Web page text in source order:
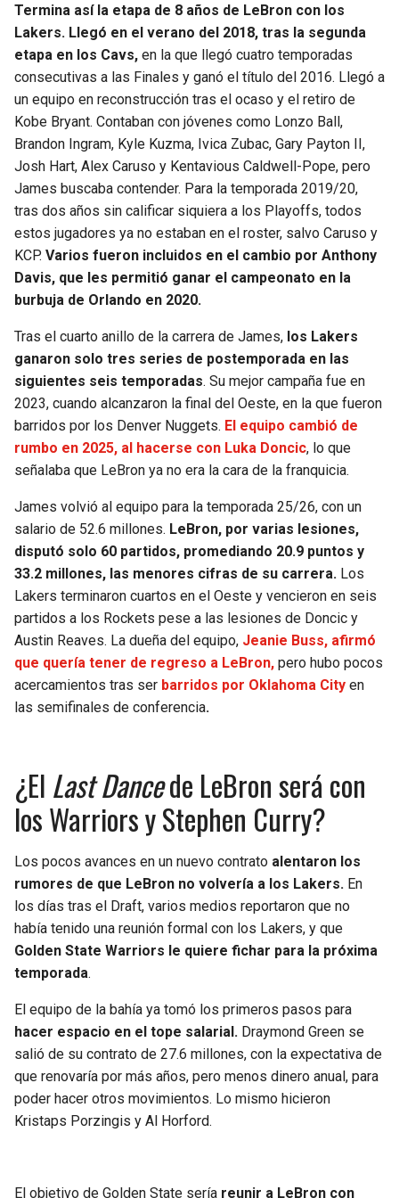
BUCCANEERS
Termina así la etapa de 8 años de LeBron con los
Lakers. Llegó en el verano del 2018, tras la segunda
etapa en los Cavs, en la que llegó cuatro temporadas
consecutivas a las Finales y ganó el título del 2016. Llegó a
un equipo en reconstrucción tras el ocaso y el retiro de
Kobe Bryant. Contaban con jóvenes como Lonzo Ball,
Brandon Ingram, Kyle Kuzma, Ivica Zubac, Gary Payton II,
Josh Hart, Alex Caruso y Kentavious Caldwell-Pope, pero
James buscaba contender. Para la temporada 2019/20,
tras dos años sin calificar siquiera a los Playoffs, todos
estos jugadores ya no estaban en el roster, salvo Caruso y
KCP. Varios fueron incluidos en el cambio por Anthony
Davis, que les permitió ganar el campeonato en la
burbuja de Orlando en 2020.
Tras el cuarto anillo de la carrera de James, los Lakers
ganaron solo tres series de postemporada en las
siguientes seis temporadas. Su mejor campaña fue en
2023, cuando alcanzaron la final del Oeste, en la que fueron
barridos por los Denver Nuggets. El equipo cambió de
rumbo en 2025, al hacerse con Luka Doncic, lo que
señalaba que LeBron ya no era la cara de la franquicia.
James volvió al equipo para la temporada 25/26, con un
salario de 52.6 millones. LeBron, por varias lesiones,
disputó solo 60 partidos, promediando 20.9 puntos y
33.2 millones, las menores cifras de su carrera. Los
Lakers terminaron cuartos en el Oeste y vencieron en seis
partidos a los Rockets pese a las lesiones de Doncic y
Austin Reaves. La dueña del equipo, Jeanie Buss, afirmó
que quería tener de regreso a LeBron, pero hubo pocos
acercamientos tras ser barridos por Oklahoma City en
las semifinales de conferencia.
¿El Last Dancede LeBron será con
los Warriors y Stephen Curry?
Los pocos avances en un nuevo contrato alentaron los
rumores de que LeBron no volvería a los Lakers. En
los días tras el Draft, varios medios reportaron que no
había tenido una reunión formal con los Lakers, y que
Golden State Warriors le quiere fichar para la próxima
temporada.
El equipo de la bahía ya tomó los primeros pasos para
hacer espacio en el tope salarial. Draymond Green se
salió de su contrato de 27.6 millones, con la expectativa de
que renovaría por más años, pero menos dinero anual, para
poder hacer otros movimientos. Lo mismo hicieron
Kristaps Porzingis y Al Horford.
El objetivo de Golden State sería reunir a LeBron con